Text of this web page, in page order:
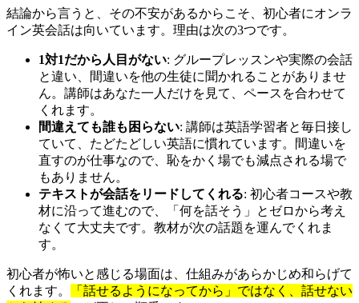
結論から言うと、その不安があるからこそ、初心者にオンラ
イン英会話は向いています。理由は次の3つです。
1対1だから人目がない: グループレッスンや実際の会話
と違い、間違いを他の生徒に聞かれることがありませ
ん。講師はあなた一人だけを見て、ペースを合わせて
くれます。
間違えても誰も困らない: 講師は英語学習者と毎日接し
ていて、たどたどしい英語に慣れています。間違いを
直すのが仕事なので、恥をかく場でも減点される場で
もありません。
テキストが会話をリードしてくれる: 初心者コースや教
材に沿って進むので、「何を話そう」とゼロから考え
なくて大丈夫です。教材が次の話題を運んでくれま
す。
初心者が怖いと感じる場面は、仕組みがあらかじめ和らげて
くれます。
「話せるようになってから」ではなく、話せない